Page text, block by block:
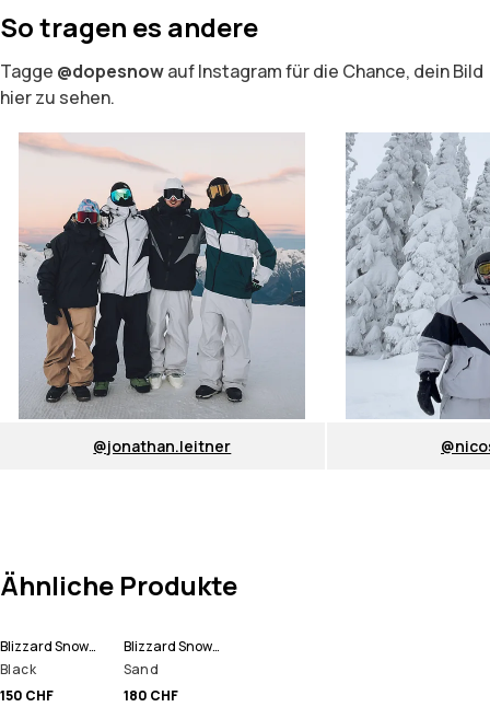
So tragen es andere
Tagge @dopesnowauf Instagram für die Chance, dein Bild
hier zu sehen.
@jonathan.leitner
Ähnliche Produkte
Blizzard Snowboardhose Herren
Black
150 CHF
Blizzard Snowboardjacke Herren
Sand
180 CHF